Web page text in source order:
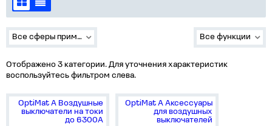
Все сферы применения Все функции
Отображено 3 категории. Для уточнения характеристик
воспользуйтесь фильтром слева.
OptiMat A Воздушные
выключатели на токи
до 6300А
OptiMat A Аксессуары
для воздушных
выключателей